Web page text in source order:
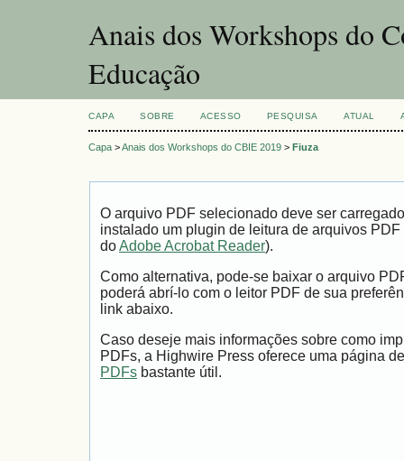
Anais dos Workshops do
Educação
CAPA SOBRE ACESSO PESQUISA ATUAL
Capa >Anais dos Workshops do CBIE 2019 > Fiuza
O arquivo PDF selecionado deve ser
instalado um plugin de leitura de arquivos
doAdobe Acrobat Reader).
Como alternativa, pode-se baixar o arquivo
poderá abrí-lo com o leitor PDF de sua
link abaixo.
Caso deseje mais informações sobre como
PDFs, a Highwire Press oferece uma página
PDFs bastante útil.